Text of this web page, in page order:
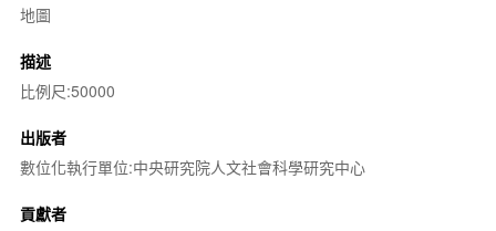
地圖
描述
比例尺:50000
出版者
數位化執行單位:中央研究院人文社會科學研究中心
貢獻者